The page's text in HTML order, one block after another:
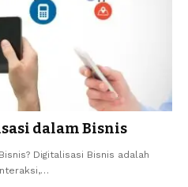
dalam Bisnis
Digitalisasi Bisnis adalah